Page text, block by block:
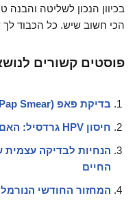
בכיוון הנכון לשליטה
הכי חשוב שיש. כל הכבוד
פוסטים קשורים
בדיקת פאפ (Pap Smear): כל כמה זמן ואיך להבין תוצאות?
חיסון HPV גרדסיל: האם יעיל ובטוח ומתי כדאי להתחסן?
הנחיות לבדיקה
החיים
המחזור החודשי